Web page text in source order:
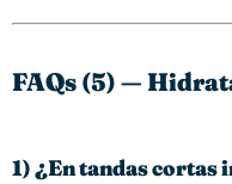
FAQs (5) —
1) ¿En tandas